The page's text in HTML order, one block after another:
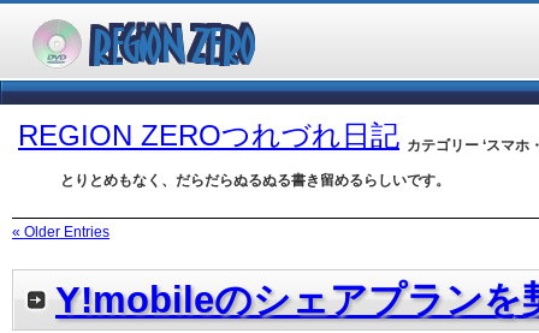
REGION ZEROつれづれ日記 カテゴリー ‘スマホ
とりとめもなく、だらだらぬるぬる書き留めるらしいです。
« Older Entries
Y!mobileのシェアプランを